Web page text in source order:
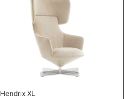
Hendrix XL